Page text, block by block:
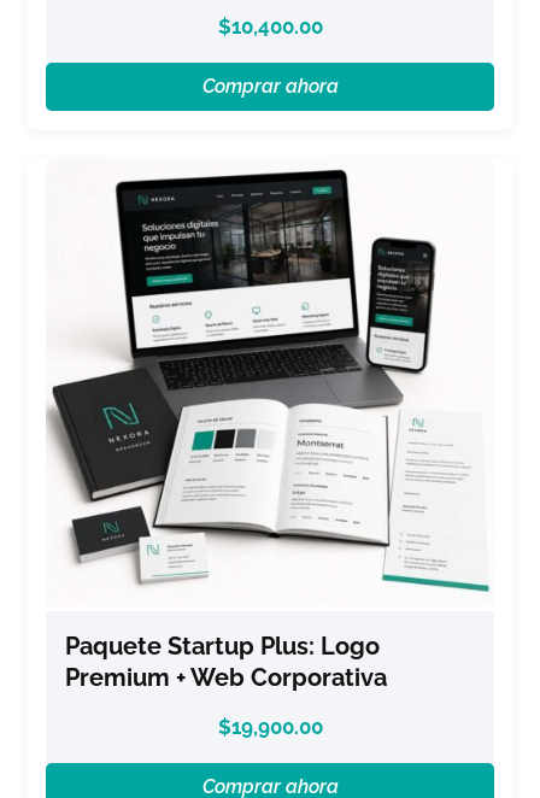
$10,400.00
Comprar ahora
Paquete Startup Plus: Logo
Premium + Web Corporativa
$19,900.00
Comprar ahora